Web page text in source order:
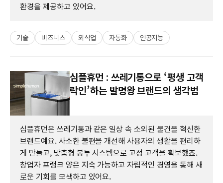
환경을 제공하고 있어요.
기술 비즈니스 외식업 자동화 인공지능
심플휴먼 : 쓰레기통으로 ‘평생 고객
락인’하는 발명왕 브랜드의 생각법
심플휴먼은 쓰레기통과 같은 일상 속 소외된 물건을 혁신한
브랜드예요. 사소한 불편을 개선해 사용자의 생활을 편리하
게 만들고, 맞춤형 봉투 시스템으로 고정 고객을 확보했죠.
창업자 프랭크 양은 지속 가능하고 자립적인 경영을 통해 새
로운 기회를 모색하고 있어요.